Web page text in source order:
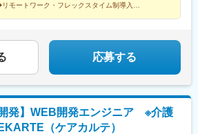
モートワーク・フレックスタイム制導入
応募する
発】WEB開発エンジニア ※介護
（ケアカルテ）